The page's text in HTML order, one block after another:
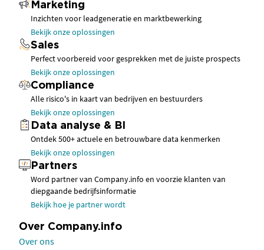
Marketing
Inzichten voor leadgeneratie en marktbewerking
Bekijk onze oplossingen
Sales
Perfect voorbereid voor gesprekken met de juiste prospects
Bekijk onze oplossingen
Compliance
Alle risico's in kaart van bedrijven en bestuurders
Bekijk onze oplossingen
Data analyse & BI
Ontdek 500+ actuele en betrouwbare data kenmerken
Bekijk onze oplossingen
Partners
Word partner van Company.info en voorzie klanten van
diepgaande bedrijfsinformatie
Bekijk hoe je partner wordt
Over Company.info
Over ons